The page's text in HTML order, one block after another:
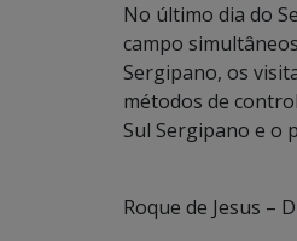
No último dia do
campo
Sergipano, os
métodos de
Sul Sergipano e o
Roque de Jesus –